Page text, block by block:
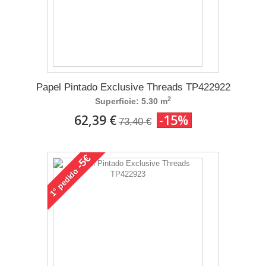
Papel Pintado Exclusive Threads TP422922
Superficie: 5.30 m2
62,39 € 73,40 € -15%
1°
pedido
-5€